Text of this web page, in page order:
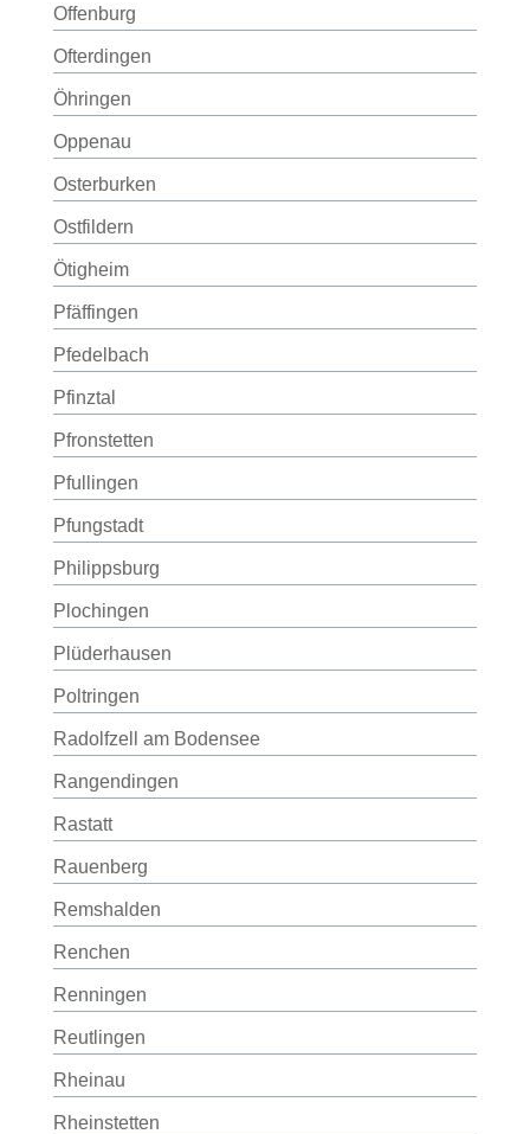
Offenburg
Ofterdingen
Öhringen
Oppenau
Osterburken
Ostfildern
Ötigheim
Pfäffingen
Pfedelbach
Pfinztal
Pfronstetten
Pfullingen
Pfungstadt
Philippsburg
Plochingen
Plüderhausen
Poltringen
Radolfzell am Bodensee
Rangendingen
Rastatt
Rauenberg
Remshalden
Renchen
Renningen
Reutlingen
Rheinau
Rheinstetten